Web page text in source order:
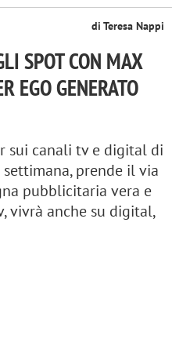
di Teresa Nappi
SPOT CON MAX
EGO GENERATO
sui canali tv e digital di
prende il via
pubblicitaria vera e
vivrà anche su digital,